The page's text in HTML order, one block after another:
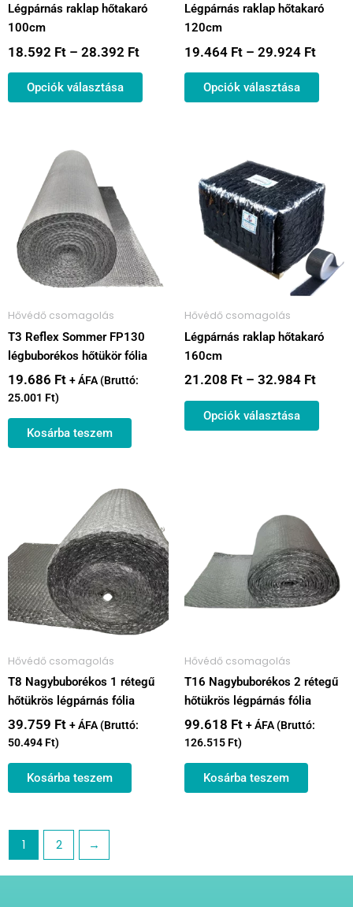
Légpárnás raklap hőtakaró
100cm
18.592 Ft – 28.392 Ft
Opciók választása
választhatókLégpárnás raklap hőtakaró
120cm
19.464 Ft – 29.924 Ft
Opciók választása
Hővédő csomagolás
T3 Reflex Sommer FP130
légbuborékos hőtükör fólia
19.686 Ft + ÁFA (Bruttó:
25.001 Ft)
Kosárba teszem
Hővédő csomagolás
Légpárnás raklap hőtakaró
160cm
21.208 Ft – 32.984 Ft
-
Opciók választása
több
van.
A
Hővédő csomagolás
T8 Nagybuborékos 1 rétegű
hőtükrös légpárnás fólia
39.759 Ft + ÁFA (Bruttó:
50.494 Ft)
Kosárba teszem
Hővédő csomagolás
T16 Nagybuborékos 2 rétegű
hőtükrös légpárnás fólia
99.618 Ft + ÁFA (Bruttó:
126.515 Ft)
Kosárba teszem
1 2 →